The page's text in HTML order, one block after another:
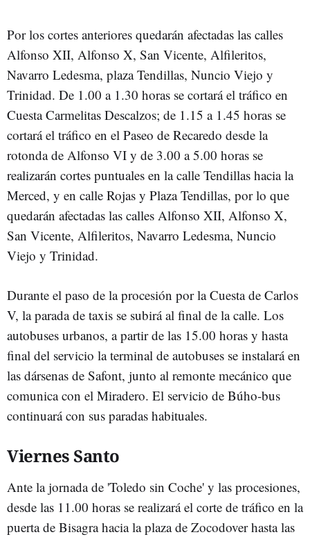
Por los cortes anteriores quedarán afectadas las calles
Alfonso XII, Alfonso X, San Vicente, Alfileritos,
Navarro Ledesma, plaza Tendillas, Nuncio Viejo y
Trinidad. De 1.00 a 1.30 horas se cortará el tráfico en
Cuesta Carmelitas Descalzos; de 1.15 a 1.45 horas se
cortará el tráfico en el Paseo de Recaredo desde la
rotonda de Alfonso VI y de 3.00 a 5.00 horas se
realizarán cortes puntuales en la calle Tendillas hacia la
Merced, y en calle Rojas y Plaza Tendillas, por lo que
quedarán afectadas las calles Alfonso XII, Alfonso X,
San Vicente, Alfileritos, Navarro Ledesma, Nuncio
Viejo y Trinidad.
Durante el paso de la procesión por la Cuesta de Carlos
V, la parada de taxis se subirá al final de la calle. Los
autobuses urbanos, a partir de las 15.00 horas y hasta
final del servicio la terminal de autobuses se instalará en
las dársenas de Safont, junto al remonte mecánico que
comunica con el Miradero. El servicio de Búho-bus
continuará con sus paradas habituales.
Viernes Santo
Ante la jornada de 'Toledo sin Coche' y las procesiones,
desde las 11.00 horas se realizará el corte de tráfico en la
puerta de Bisagra hacia la plaza de Zocodover hasta las